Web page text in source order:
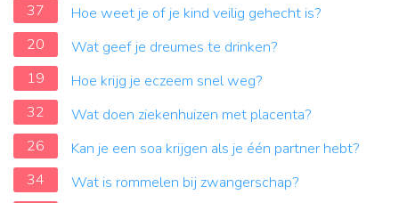
37
Hoe weet je of je kind veilig gehecht is?
20
Wat geef je dreumes te drinken?
19
Hoe krijg je eczeem snel weg?
32
Wat doen ziekenhuizen met placenta?
26
Kan je een soa krijgen als je één partner hebt?
34
Wat is rommelen bij zwangerschap?